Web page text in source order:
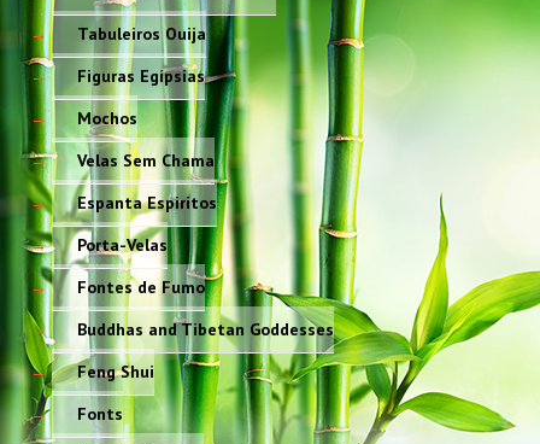
Tabuleiros Ouija
Figuras Egípsias
Mochos
Velas Sem Chama
Espanta Espiritos
Porta-Velas
Fontes de Fumo
Buddhas and Tibetan Goddesses
Feng Shui
Fonts